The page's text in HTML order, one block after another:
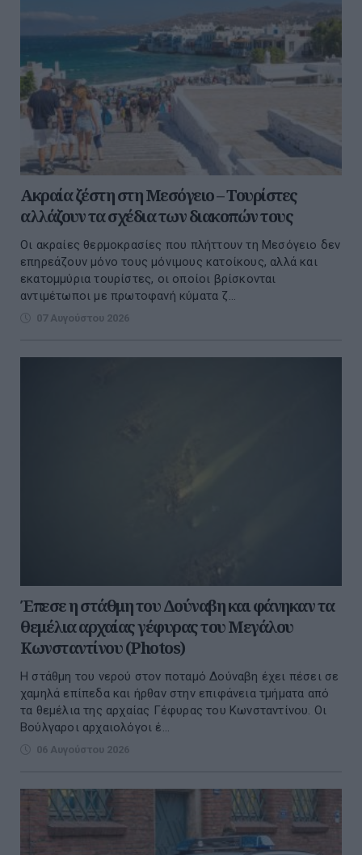
Ακραία ζέστη στη Μεσόγειο – Τουρίστες
αλλάζουν τα σχέδια των διακοπών τους
Οι ακραίες θερμοκρασίες που πλήττουν τη Μεσόγειο δεν
επηρεάζουν μόνο τους μόνιμους κατοίκους, αλλά και
εκατομμύρια τουρίστες, οι οποίοι βρίσκονται
αντιμέτωποι με πρωτοφανή κύματα ζ...
07 Αυγούστου 2026
Έπεσε η στάθμη του Δούναβη και φάνηκαν τα
θεμέλια αρχαίας γέφυρας του Μεγάλου
Κωνσταντίνου (Photos)
Η στάθμη του νερού στον ποταμό Δούναβη έχει πέσει σε
χαμηλά επίπεδα και ήρθαν στην επιφάνεια τμήματα από
τα θεμέλια της αρχαίας Γέφυρας του Κωνσταντίνου. Οι
Βούλγαροι αρχαιολόγοι έ...
06 Αυγούστου 2026